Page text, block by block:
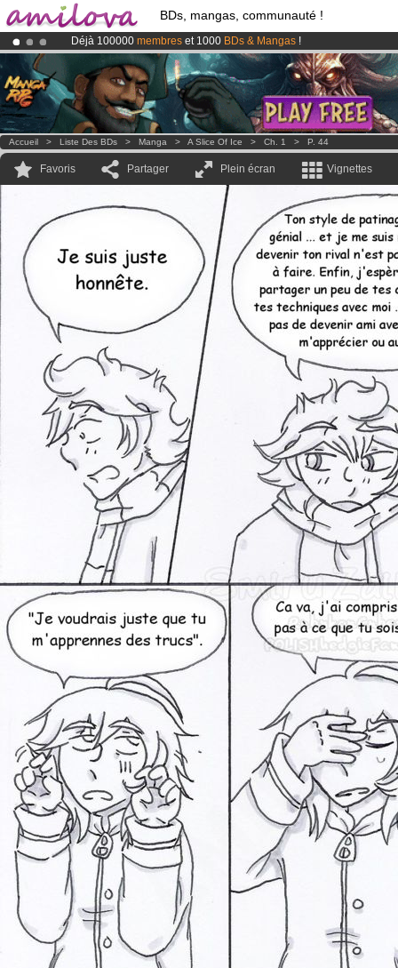
BDs, mangas, communauté !
Déjà 100000 membres et 1000 BDs & Mangas !
Abonnement premium: à partir de3.95 eurospar mois !Clique ici
LeKickstarter Amilova est désormais lancé
Accueil > Liste Des BDs > Manga > A Slice Of Ice > Ch. 1 > P. 44
Favoris Partager Plein écran Vignettes